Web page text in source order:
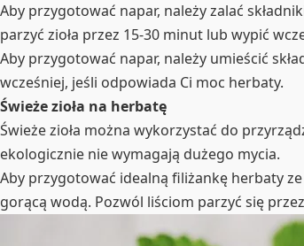
Aby przygotować napar, należy zalać
parzyć zioła przez 15-30 minut lub wypić
Aby przygotować napar, należy umieścić
wcześniej, jeśli odpowiada Ci moc herbaty.
Świeże zioła na herbatę
Świeże zioła można wykorzystać do
ekologicznie nie wymagają dużego mycia.
Aby przygotować idealną filiżankę herbaty ze
gorącą wodą. Pozwól liściom parzyć się